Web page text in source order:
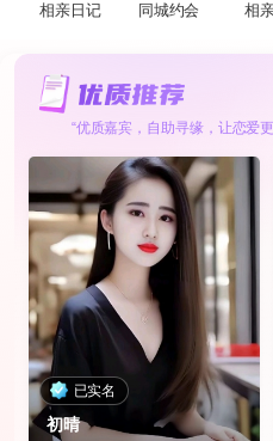
相亲日记 同城约会 相
“优质嘉宾，自助寻缘，让恋爱
已实名
初晴